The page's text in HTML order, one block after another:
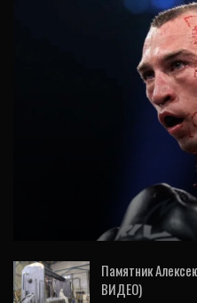
Силягин уступил
титулы
Памятник
ВИДЕО)